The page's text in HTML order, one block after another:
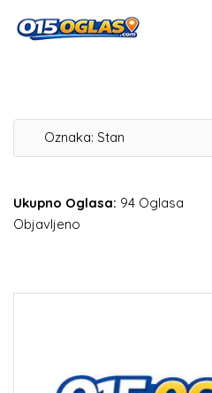
Oznaka: Stan
Ukupno Oglasa: 94 Oglasa
Objavljeno